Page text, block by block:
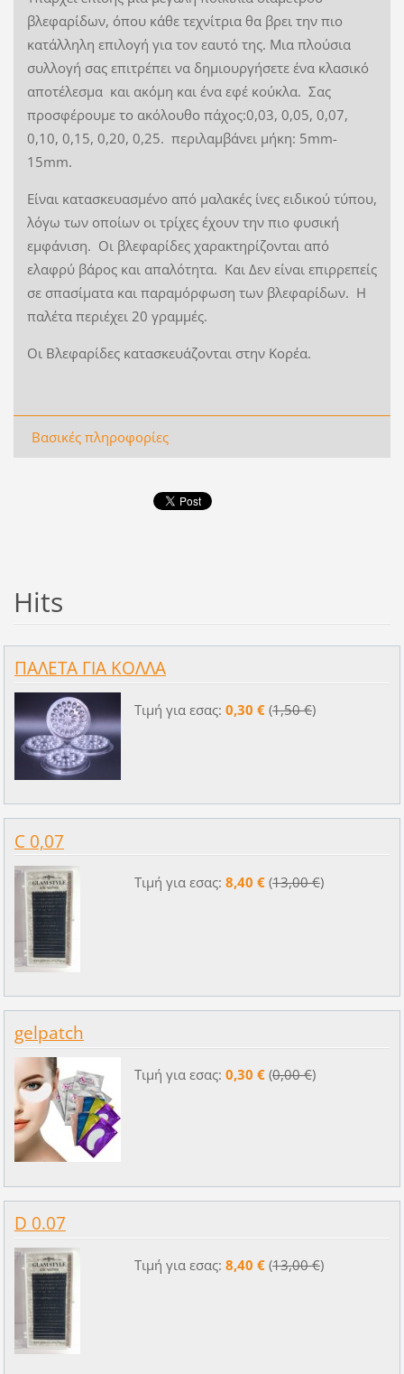
βλεφαρίδων, όπου κάθε τεχνίτρια θα βρει την πιο
κατάλληλη επιλογή για τον εαυτό της. Μια πλούσια
συλλογή σας επιτρέπει να δημιουργήσετε ένα κλασικό
αποτέλεσμα και ακόμη και ένα εφέ κούκλα. Σας
προσφέρουμε το ακόλουθο πάχος:0,03, 0,05, 0,07,
0,10, 0,15, 0,20, 0,25. περιλαμβάνει μήκη: 5mm-
15mm.
Είναι κατασκευασμένο από μαλακές ίνες ειδικού τύπου,
λόγω των οποίων οι τρίχες έχουν την πιο φυσική
εμφάνιση. Οι βλεφαρίδες χαρακτηρίζονται από
ελαφρύ βάρος και απαλότητα. Και Δεν είναι επιρρεπείς
σε σπασίματα και παραμόρφωση των βλεφαρίδων. Η
παλέτα περιέχει 20 γραμμές.
Οι Βλεφαρίδες κατασκευάζονται στην Κορέα.
Βασικές πληροφορίες
Hits
ΠΑΛΕΤΑ ΓΙΑ ΚΟΛΛΑ
Τιμή για εσας: 0,30 €(1,50 €)
C 0,07
Τιμή για εσας: 8,40 €(13,00 €)
gelpatch
Τιμή για εσας: 0,30 €(0,00 €)
D 0.07
Τιμή για εσας: 8,40 €(13,00 €)